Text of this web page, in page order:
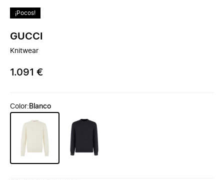
¡Pocos!
GUCCI
Knitwear
1.091 €
Color: Blanco